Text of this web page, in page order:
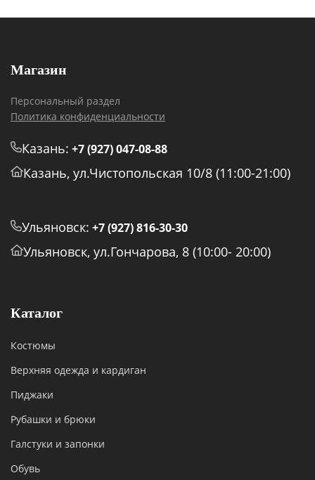
Магазин
Персональный раздел
Политика конфиденциальности
Казань: +7 (927) 047-08-88
Казань, ул.Чистопольская 10/8 (11:00-21:00)
Ульяновск: +7 (927) 816-30-30
Ульяновск, ул.Гончарова, 8 (10:00- 20:00)
Каталог
Костюмы
Верхняя одежда и кардиган
Пиджаки
Рубашки и брюки
Галстуки и запонки
Обувь